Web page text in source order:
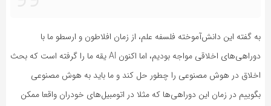
به گفته این دانش‌آموخته فلسفه علم، از زمان افلاطون و ارسطو ما با
دوراهی‌های اخلاقی مواجه بودیم، اما اکنون AI یقه ما را گرفته است که بحث
اخلاق در هوش مصنوعی را چطور حل کند و ما باید به هوش مصنوعی
بگوییم در زمان این دوراهی‌ها که مثلا در اتومبیل‌های خودران واقعا ممکن